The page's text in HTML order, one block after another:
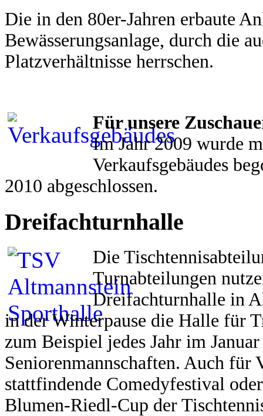
Die in den 80er-Jahren erbaute
Bewässerungsanlage, durch die
Platzverhältnisse herrschen.
Für unsere
Im Jahr 2009 wurde
Verkaufsgebäudes
2010 abgeschlossen.
Dreifachturnhalle
Die
Turnabteilungen
Dreifachturnhalle in
in der Winterpause die Halle für
zum Beispiel jedes Jahr im
Seniorenmannschaften. Auch für
stattfindende Comedyfestival
Blumen-Riedl-Cup der